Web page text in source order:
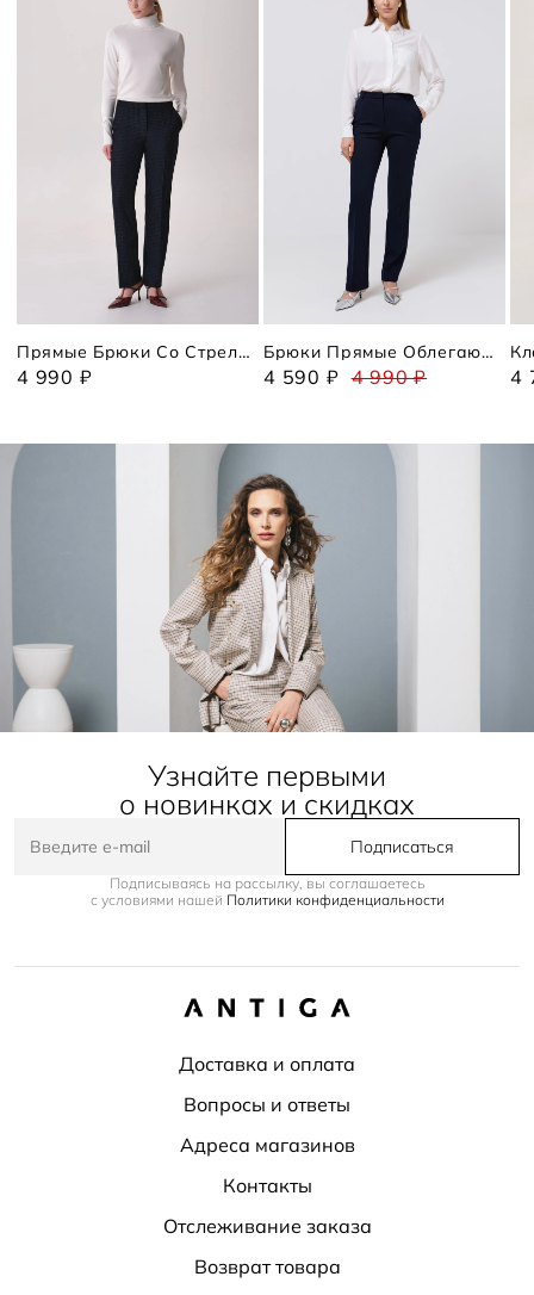
Прямые Брюки Со Стрелками
4 990 ₽
Брюки Прямые Облегающие
4 590 ₽ 4 990 ₽ 4
Узнайте первыми
о новинках и скидках
Подписаться
Подписываясь на рассылку, вы соглашаетесь
с условиями нашей Политики конфиденциальности
Доставка и оплата
Вопросы и ответы
Адреса магазинов
Контакты
Отслеживание заказа
Возврат товара